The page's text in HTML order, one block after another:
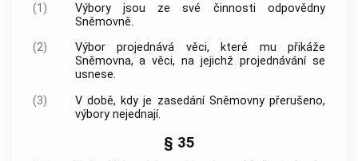
(1)
Výbory jsou ze své činnosti odpovědny
Sněmovně.
(2)
Výbor projednává věci, které mu přikáže
Sněmovna, a věci, na jejichž projednávání se
usnese.
(3)
V době, kdy je zasedání Sněmovny přerušeno,
výbory nejednají.
§ 35